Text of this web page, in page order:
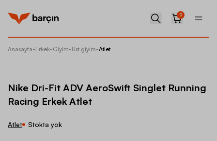
0
Anasayfa-Erkek-Giyim-Üst giyim-Atlet
Nike Dri-Fit ADV AeroSwift Singlet Running
Racing Erkek Atlet
Atlet Stokta yok